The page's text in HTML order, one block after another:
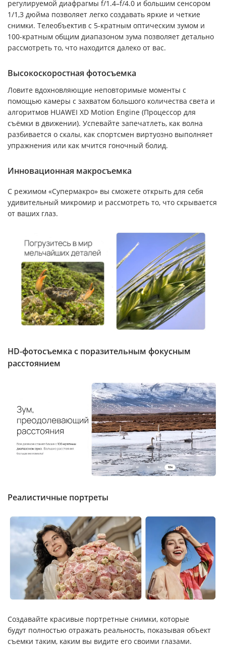
регулируемой диафрагмы f/1.4–f/4.0 и большим сенсором
1/1,3 дюйма позволяет легко создавать яркие и четкие
снимки. Телеобъектив с 5-кратным оптическим зумом и
100-кратным общим диапазоном зума позволяет детально
рассмотреть то, что находится далеко от вас.
Высокоскоростная фотосъемка
Ловите вдохновляющие неповторимые моменты с
помощью камеры с захватом большого количества света и
алгоритмов HUAWEI XD Motion Engine (Процессор для
съёмки в движении). Успевайте запечатлеть, как волна
разбивается о скалы, как спортсмен виртуозно выполняет
упражнения или как мчится гоночный болид.
Инновационная макросъемка
С режимом «Супермакро» вы сможете открыть для себя
удивительный микромир и рассмотреть то, что скрывается
от ваших глаз.
HD-фотосъемка с поразительным фокусным
расстоянием
Реалистичные портреты
Создавайте красивые портретные снимки, которые
будут полностью отражать реальность, показывая объект
съемки таким, каким вы видите его своими глазами.